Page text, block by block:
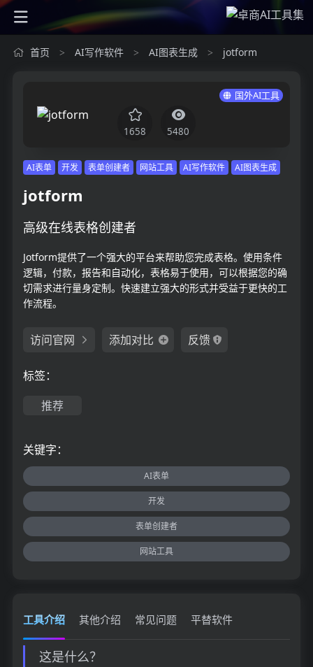
首页 > AI写作软件 > AI图表生成 > jotform
国外AI工具
1658 5480
AI表单 开发 表单创建者 网站工具 AI写作软件 AI图表生成
jotform
高级在线表格创建者
Jotform提供了一个强大的平台来帮助您完成表格。使用条件
逻辑，付款，报告和自动化，表格易于使用，可以根据您的确
切需求进行量身定制。快速建立强大的形式并受益于更快的工
作流程。
访问官网 添加对比 反馈
标签：
推荐
关键字：
AI表单
开发
表单创建者
网站工具
工具介绍 其他介绍 常见问题 平替软件
这是什么？